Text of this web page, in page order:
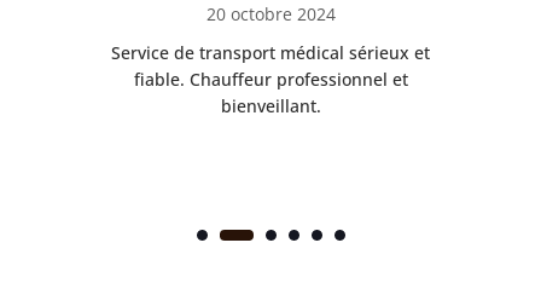
20 octobre 2024
Service de transport médical sérieux et
fiable. Chauffeur professionnel et
bienveillant.